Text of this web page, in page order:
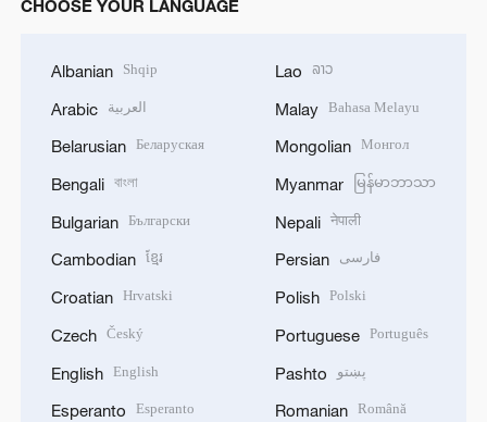
CHOOSE YOUR LANGUAGE
Albanian Shqip
Arabic العربية
Belarusian Беларуская
Bengali বাংলা
Bulgarian Български
Cambodian ខ្មែរ
Croatian Hrvatski
Czech Český
English English
Esperanto Esperanto
Lao ລາວ
Malay Bahasa Melayu
Mongolian Монгол
Myanmar မြန်မာဘာသာ
Nepali नेपाली
Persian فارسی
Polish Polski
Portuguese Português
Pashto پښتو
Romanian Română